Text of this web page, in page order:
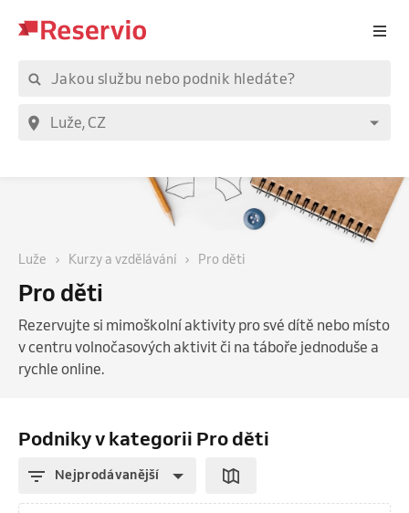
Luže Kurzy a vzdělávání Pro děti
Pro děti
Rezervujte si mimoškolní aktivity pro své dítě nebo místo
v centru volnočasových aktivit či na táboře jednoduše a
rychle online.
Podniky v kategorii Pro děti
Nejprodávanější